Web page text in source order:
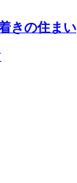
きの住まい